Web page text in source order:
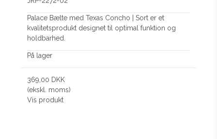
Palace Bælte med Texas Concho | Sort er et
kvalitetsprodukt designet til optimal funktion og
holdbarhed.
På lager
369,00 DKK
(ekskl. moms)
Vis produkt